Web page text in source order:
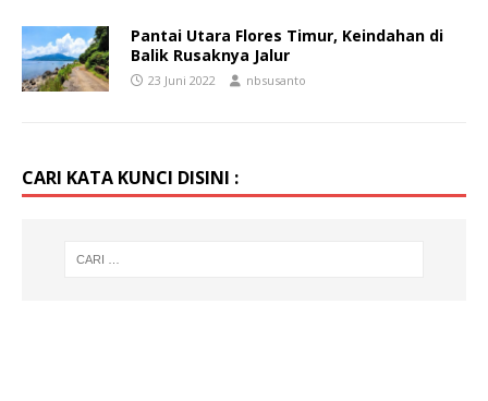
Pantai Utara Flores Timur, Keindahan di
Balik Rusaknya Jalur
23 Juni 2022 nbsusanto
CARI KATA KUNCI DISINI :